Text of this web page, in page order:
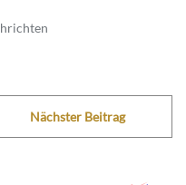
Nächster Beitrag